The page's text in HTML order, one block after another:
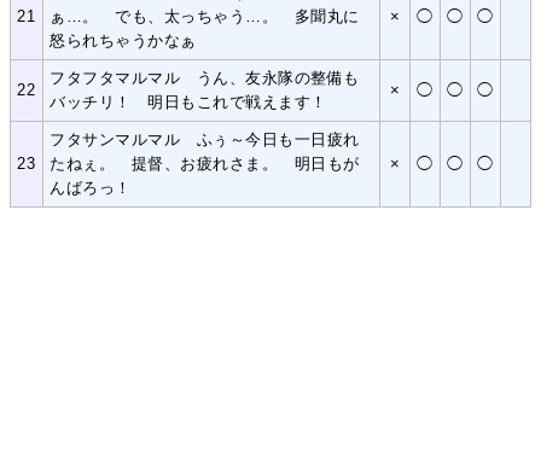
21
ぁ…。 でも、太っちゃう…。 多聞丸に
怒られちゃうかなぁ
× ◯ ◯ ◯
22
フタフタマルマル うん、友永隊の整備も
バッチリ！ 明日もこれで戦えます！
× ◯ ◯ ◯
23
フタサンマルマル ふぅ～今日も一日疲れ
たねぇ。 提督、お疲れさま。 明日もが
んばろっ！
× ◯ ◯ ◯